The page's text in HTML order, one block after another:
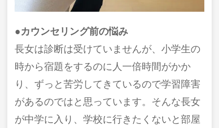
●カウンセリング前の悩み
長女は診断は受けていませんが、小学生の
時から宿題をするのに人一倍時間がかか
り、ずっと苦労してきているので学習障害
があるのではと思っています。そんな長女
が中学に入り、学校に行きたくないと部屋